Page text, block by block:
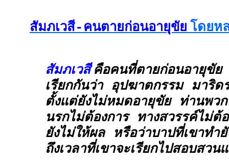
สัมภเวสี-คนตายก่อนอายุขัย โดยห
สัมภเวสี คือคนที่ตายก่อนอายุขัย
เรียกกันว่า อุปฆาตกรรมมาริด
ตั้งแต่ยังไม่หมดอายุขัย ท่านพว
นรกไม่ต้องการ ทางสวรรค์ไม่
ยังไม่ให้ผล หรือว่าบาปที่เขาทำ
ถึงเวลาที่เขาจะเรียกไปสอบสว